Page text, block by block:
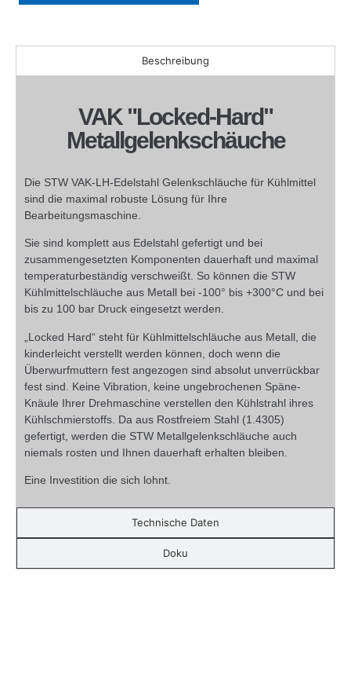
Beschreibung
Technische Daten
Doku
VAK "Locked-Hard"
Metallgelenkschäuche
Die STW VAK-LH-Edelstahl Gelenkschläuche für Kühlmittel
sind die maximal robuste Lösung für Ihre
Bearbeitungsmaschine.
Sie sind komplett aus Edelstahl gefertigt und bei
zusammengesetzten Komponenten dauerhaft und maximal
temperaturbeständig verschweißt. So können die STW
Kühlmittelschläuche aus Metall bei -100° bis +300°C und bei
bis zu 100 bar Druck eingesetzt werden.
„Locked Hard“ steht für Kühlmittelschläuche aus Metall, die
kinderleicht verstellt werden können, doch wenn die
Überwurfmuttern fest angezogen sind absolut unverrückbar
fest sind. Keine Vibration, keine ungebrochenen Späne-
Knäule Ihrer Drehmaschine verstellen den Kühlstrahl ihres
Kühlschmierstoffs. Da aus Rostfreiem Stahl (1.4305)
gefertigt, werden die STW Metallgelenkschläuche auch
niemals rosten und Ihnen dauerhaft erhalten bleiben.
Eine Investition die sich lohnt.